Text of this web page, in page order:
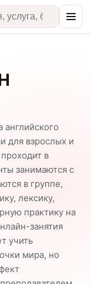
для взрослых и
в
занимаются с
в группе,
лексику,
практику на
занятия
учить
мира, но